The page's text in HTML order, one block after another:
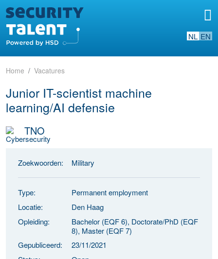
NL EN
Home Vacatures
Junior IT-scientist machine
learning/AI defensie
TNO
Zoekwoorden: Military
Type:
Permanent employment
Locatie:
Den Haag
Opleiding:
Bachelor (EQF 6), Doctorate/PhD (EQF
8), Master (EQF 7)
Gepubliceerd:
23/11/2021